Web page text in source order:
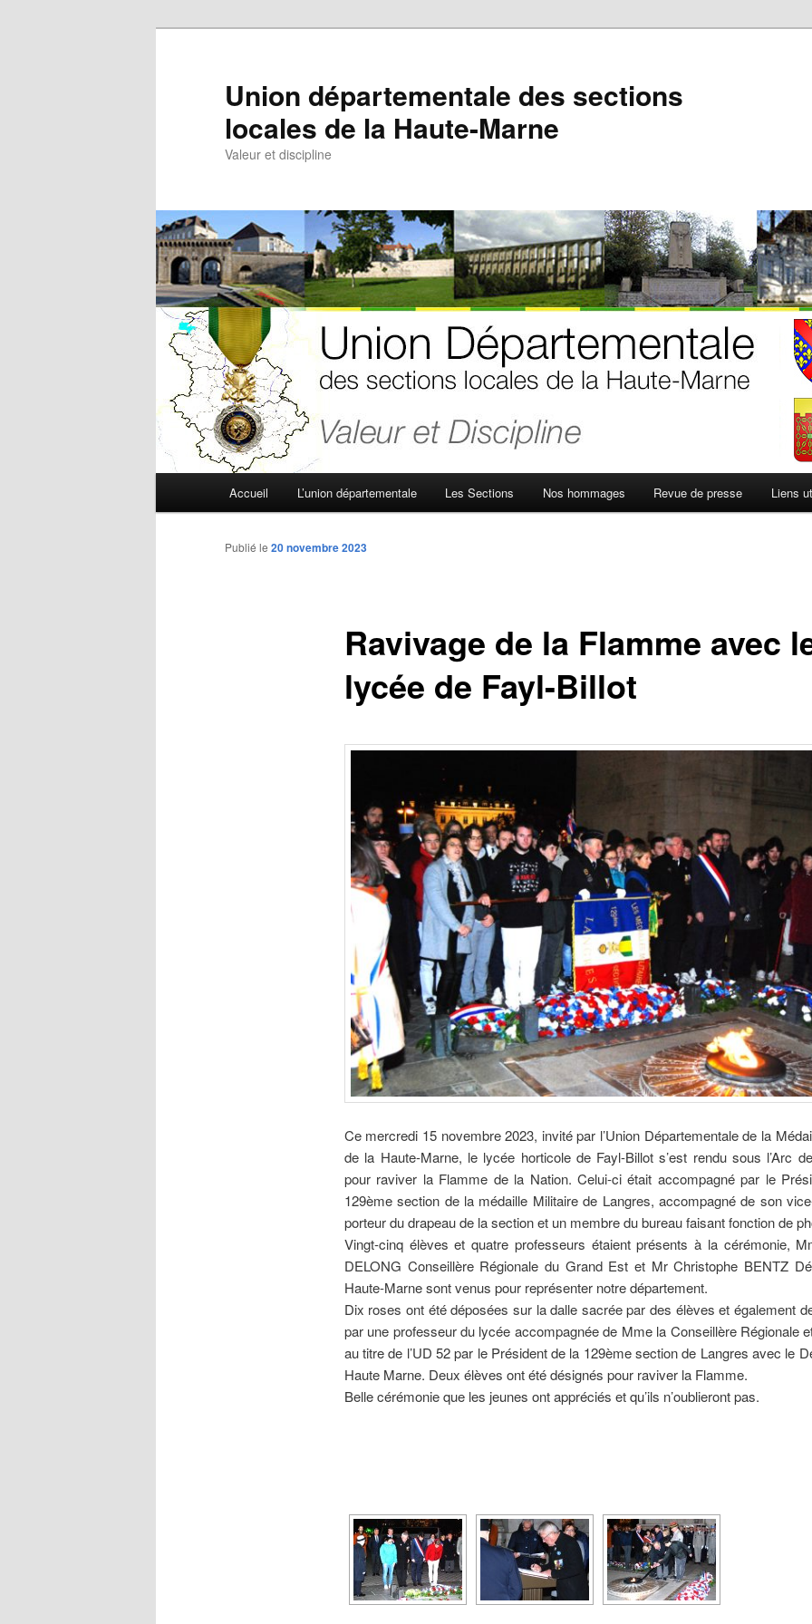
Union départementale des sections
locales de la Haute-Marne
Valeur et discipline
Accueil L’union départementale Les Sections Nos hommages Revue de presse Liens
Ravivage de la Flamme avec
lycée de Fayl-Billot
Publié le 20 novembre 2023
Ce mercredi 15 novembre 2023, invité par l’Union Départementale de la
de la Haute-Marne, le lycée horticole de Fayl-Billot s’est rendu sous l’Arc
pour raviver la Flamme de la Nation. Celui-ci était accompagné par le
129ème section de la médaille Militaire de Langres, accompagné de son
porteur du drapeau de la section et un membre du bureau faisant fonction de
Vingt-cinq élèves et quatre professeurs étaient présents à la cérémonie,
DELONG Conseillère Régionale du Grand Est et Mr Christophe BENTZ
Haute-Marne sont venus pour représenter notre département.
Dix roses ont été déposées sur la dalle sacrée par des élèves et également
par une professeur du lycée accompagnée de Mme la Conseillère Régionale
au titre de l’UD 52 par le Président de la 129ème section de Langres avec le
Haute Marne. Deux élèves ont été désignés pour raviver la Flamme.
Belle cérémonie que les jeunes ont appréciés et qu’ils n’oublieront pas.